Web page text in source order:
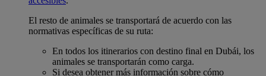
El resto de animales se transportará de acuerdo con las
normativas específicas de su ruta:
En todos los itinerarios con destino final en Dubái, los
animales se transportarán como carga.
Si desea obtener más información sobre cómo